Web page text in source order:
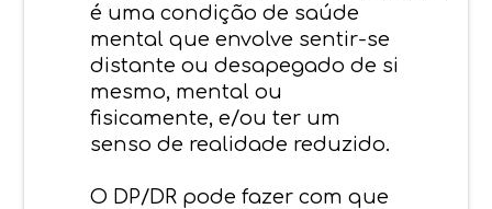
é uma condição de saúde
mental que envolve sentir-se
distante ou desapegado de si
mesmo, mental ou
fisicamente, e/ou ter um
senso de realidade reduzido.
O DP/DR pode fazer com que